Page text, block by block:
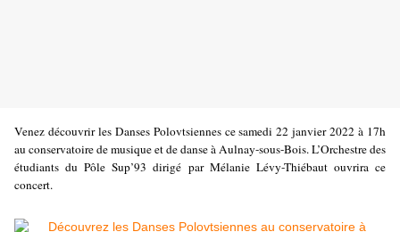
Venez découvrir les Danses Polovtsiennes ce samedi 22 janvier 2022 à 17h
au conservatoire de musique et de danse à Aulnay-sous-Bois. L’Orchestre des
étudiants du Pôle Sup’93 dirigé par Mélanie Lévy-Thiébaut ouvrira ce
concert.